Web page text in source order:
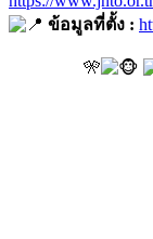
ข้อมูลที่ตั้ง :
🎌